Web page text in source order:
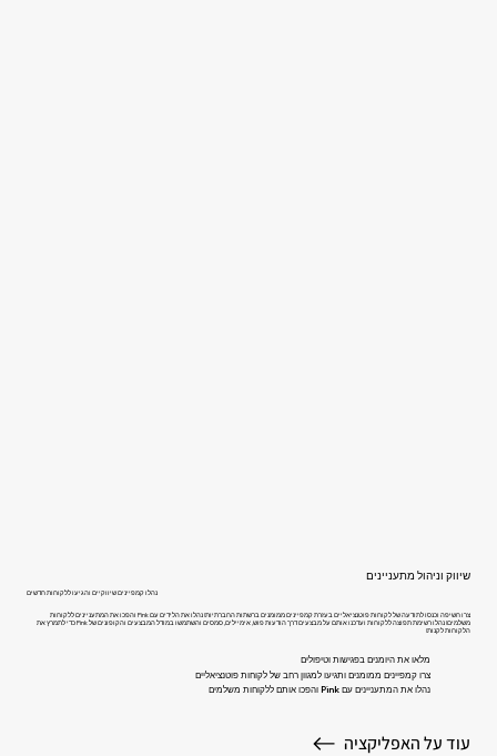
נהלו קמפיינים שיווקיים והגיעו ללקוחות חדשים
שיווק וניהול מתעניינים
עוד על האפליקציה
צרו חשיפה וכנסו לתודעה של לקוחות פוטנציאליים בעזרת קמפיינים ממומנים ברשתות החברתיות! נהלו את הלידים עם Pink והפכו את המתעניינים ללקוחות
משלמים! נהלו רשימת תפוצה ללקוחות ועדכנו אותם על מבצעים דרך הודעות פוש, אימיילים, סמסים והשתמשו במודל המבצעים והקופונים של Pink כדי לתמרץ את
הלקוחות לקנות!
מלאו את היומנים בפגישות וטיפולים
צרו קמפיינים ממומנים ותגיעו למגוון רחב של לקוחות פוטנציאליים
נהלו את המתעניינים עם Pink והפכו אותם ללקוחות משלמים